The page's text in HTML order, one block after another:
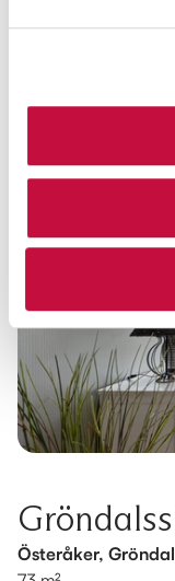
Österåker, Gröndal